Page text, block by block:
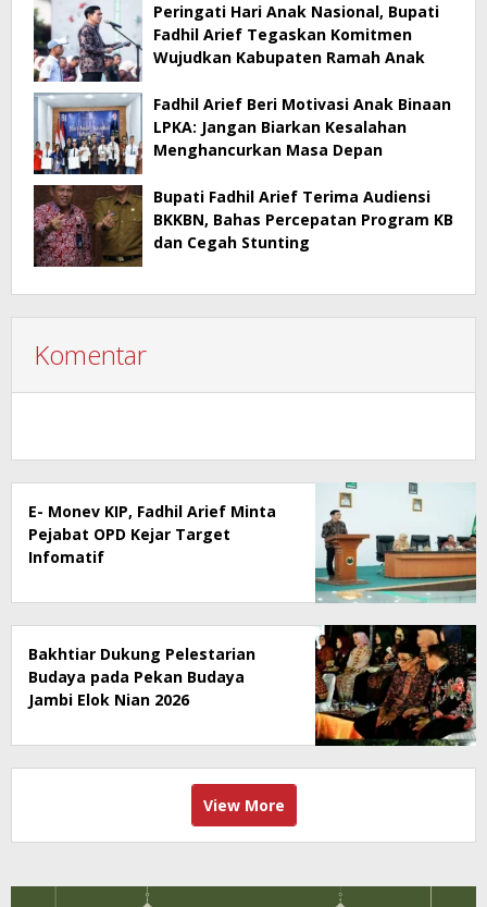
Peringati Hari Anak Nasional, Bupati
Fadhil Arief Tegaskan Komitmen
Wujudkan Kabupaten Ramah Anak
Fadhil Arief Beri Motivasi Anak Binaan
LPKA: Jangan Biarkan Kesalahan
Menghancurkan Masa Depan
Bupati Fadhil Arief Terima Audiensi
BKKBN, Bahas Percepatan Program KB
dan Cegah Stunting
Komentar
E- Monev KIP, Fadhil Arief Minta
Pejabat OPD Kejar Target
Infomatif
Bakhtiar Dukung Pelestarian
Budaya pada Pekan Budaya
Jambi Elok Nian 2026
View More